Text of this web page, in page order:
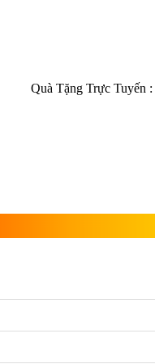
Quà Tặng Trực Tuyến :